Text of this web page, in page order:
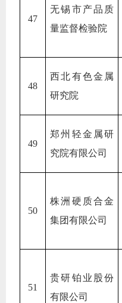
47
无锡市产品质
量监督检验院
48
西北有色金属
研究院
49
郑州轻金属研
究院有限公司
50
株洲硬质合金
集团有限公司
51
贵研铂业股份
有限公司